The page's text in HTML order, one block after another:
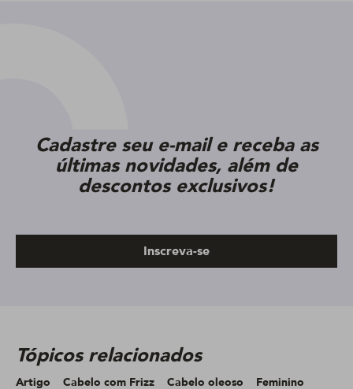
Cadastre seu e-mail e receba as
últimas novidades, além de
descontos exclusivos!
Inscreva-se
Tópicos relacionados
Artigo Cabelo com Frizz Cabelo oleoso
Feminino